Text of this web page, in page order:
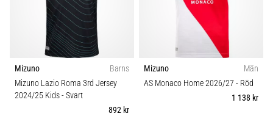
Mizuno
Barns
Mizuno Lazio Roma 3rd Jersey
2024/25 Kids- Svart
892 kr
Mizuno
Män
AS Monaco Home 2026/27 - Röd
1 138 kr